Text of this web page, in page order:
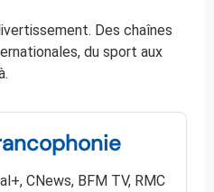
Des chaînes
du sport aux
CNews, BFM TV, RMC